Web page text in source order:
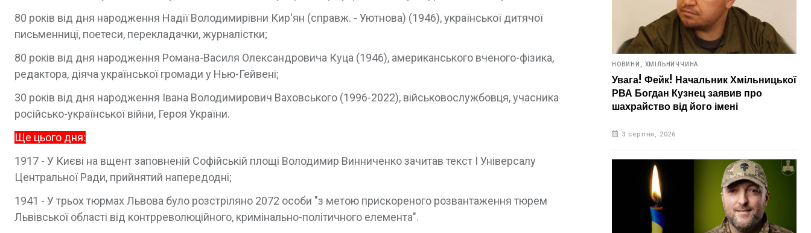
80 років від дня народження Надії Володимирівни Кир'ян (справж. - Уютнова) (1946), української дитячої
письменниці, поетеси, перекладачки, журналістки;
80 років від дня народження Романа-Василя Олександровича Куца (1946), американського вченого-фізика,
редактора, діяча української громади у Нью-Гейвені;
30 років від дня народження Івана Володимирович Ваховського (1996-2022), військовослужбовця, учасника
російсько-української війни, Героя України.
Ще цього дня:
1917 - У Києві на вщент заповненій Софійській площі Володимир Винниченко зачитав текст І Універсалу
Центральної Ради, прийнятий напередодні;
1941 - У трьох тюрмах Львова було розстріляно 2072 особи "з метою прискореного розвантаження тюрем
Львівської області від контрреволюційного, кримінально-політичного елемента".
НОВИНИ, ХМІЛЬНИЧЧИНА
Увага! Фейк! Начальник Хмільницької
РВА Богдан Кузнец заявив про
шахрайство від його імені
3 серпня, 2026